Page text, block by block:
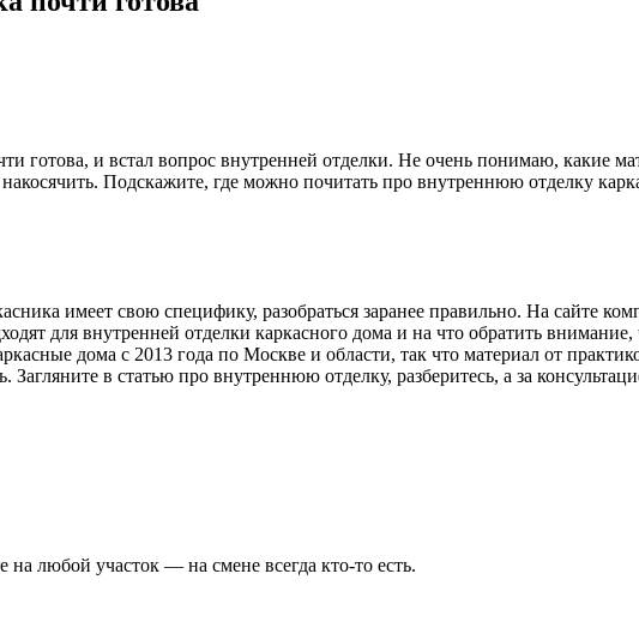
готова, и встал вопрос внутренней отделки. Не очень понимаю, какие
Подскажите, где можно почитать про внутреннюю отделку
имеет свою специфику, разобраться заранее правильно. На сайте
для внутренней отделки каркасного дома и на что обратить
дома с 2013 года по Москве и области, так что материал от
в статью про внутреннюю отделку, разберитесь, а за
любой участок — на смене всегда кто-то есть.